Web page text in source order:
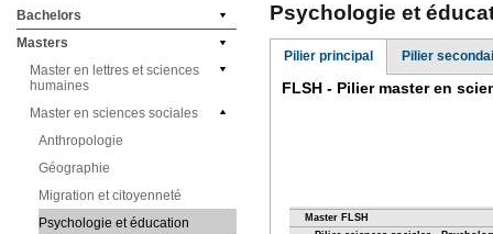
Bachelors
Masters
Master en lettres et sciences
humaines
Master en sciences sociales
Anthropologie
Géographie
Migration et citoyenneté
Psychologie et éducation
Psychologie et
Pilier principal Pilier